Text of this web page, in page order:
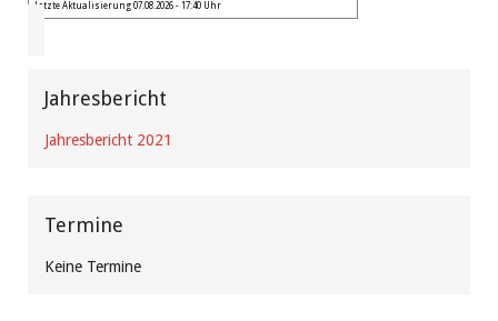
Letzte Aktualisierung 07.08.2026 - 17:40 Uhr
Jahresbericht
Jahresbericht 2021
Termine
Keine Termine